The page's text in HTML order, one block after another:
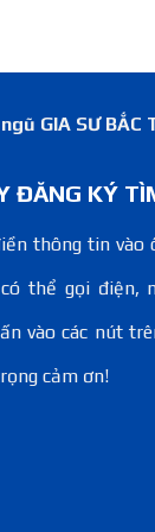
GIA SƯ
ĐĂNG KÝ
thông tin
thể gọi điện,
vào các nút
cảm ơn!